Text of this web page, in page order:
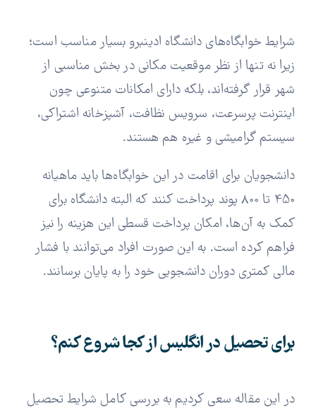
شرایط خوابگاه‌های دانشگاه ادینبرو بسیار مناسب است؛
زیرا نه تنها از نظر موقعیت مکانی در بخش مناسبی از
شهر قرار گرفته‌اند، بلکه دارای امکانات متنوعی چون
اینترنت پرسرعت، سرویس نظافت، آشپزخانه اشتراکی،
سیستم گرامیشی و غیره هم هستند.
دانشجویان برای اقامت در این خوابگاه‌ها باید ماهیانه
450 تا 800 پوند پرداخت کنند که البته دانشگاه برای
کمک به آن‌ها، امکان پرداخت قسطی این هزینه را نیز
فراهم کرده است. به این صورت افراد می‌توانند با فشار
مالی کمتری دوران دانشجویی خود را به پایان برسانند.
برای تحصیل در انگلیس از کجا شروع کنم؟
در این مقاله سعی کردیم به بررسی کامل شرایط تحصیل